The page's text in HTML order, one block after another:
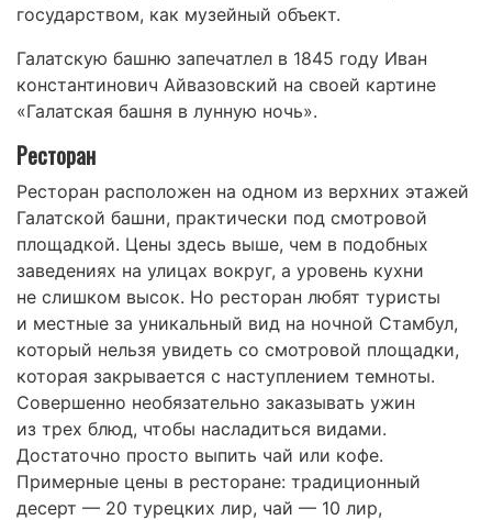
государством, как музейный объект.
Галатскую башню запечатлел в 1845 году Иван
константинович Айвазовский на своей картине
«Галатская башня в лунную ночь».
Ресторан
Ресторан расположен на одном из верхних этажей
Галатской башни, практически под смотровой
площадкой. Цены здесь выше, чем в подобных
заведениях на улицах вокруг, а уровень кухни
не слишком высок. Но ресторан любят туристы
и местные за уникальный вид на ночной Стамбул,
который нельзя увидеть со смотровой площадки,
которая закрывается с наступлением темноты.
Совершенно необязательно заказывать ужин
из трех блюд, чтобы насладиться видами.
Достаточно просто выпить чай или кофе.
Примерные цены в ресторане: традиционный
десерт — 20 турецких лир, чай — 10 лир,